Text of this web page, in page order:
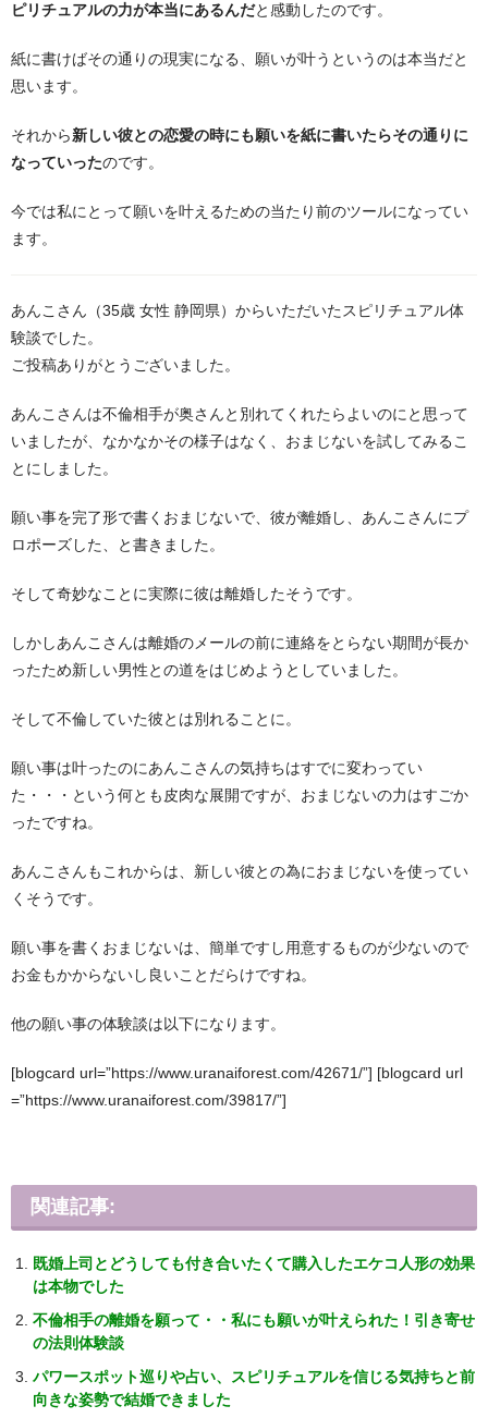
ピリチュアルの力が本当にあるんだと感動したのです。
紙に書けばその通りの現実になる、願いが叶うというのは本当だと
思います。
それから新しい彼との恋愛の時にも願いを紙に書いたらその通りに
なっていったのです。
今では私にとって願いを叶えるための当たり前のツールになってい
ます。
あんこさん（35歳 女性 静岡県）からいただいたスピリチュアル体
験談でした。
ご投稿ありがとうございました。
あんこさんは不倫相手が奥さんと別れてくれたらよいのにと思って
いましたが、なかなかその様子はなく、おまじないを試してみるこ
とにしました。
願い事を完了形で書くおまじないで、彼が離婚し、あんこさんにプ
ロポーズした、と書きました。
そして奇妙なことに実際に彼は離婚したそうです。
しかしあんこさんは離婚のメールの前に連絡をとらない期間が長か
ったため新しい男性との道をはじめようとしていました。
そして不倫していた彼とは別れることに。
願い事は叶ったのにあんこさんの気持ちはすでに変わってい
た・・・という何とも皮肉な展開ですが、おまじないの力はすごか
ったですね。
あんこさんもこれからは、新しい彼との為におまじないを使ってい
くそうです。
願い事を書くおまじないは、簡単ですし用意するものが少ないので
お金もかからないし良いことだらけですね。
他の願い事の体験談は以下になります。
[blogcard url=”https://www.uranaiforest.com/42671/”] [blogcard url
=”https://www.uranaiforest.com/39817/”]
関連記事:
既婚上司とどうしても付き合いたくて購入したエケコ人形の効果
は本物でした
不倫相手の離婚を願って・・私にも願いが叶えられた！引き寄せ
の法則体験談
パワースポット巡りや占い、スピリチュアルを信じる気持ちと前
向きな姿勢で結婚できました